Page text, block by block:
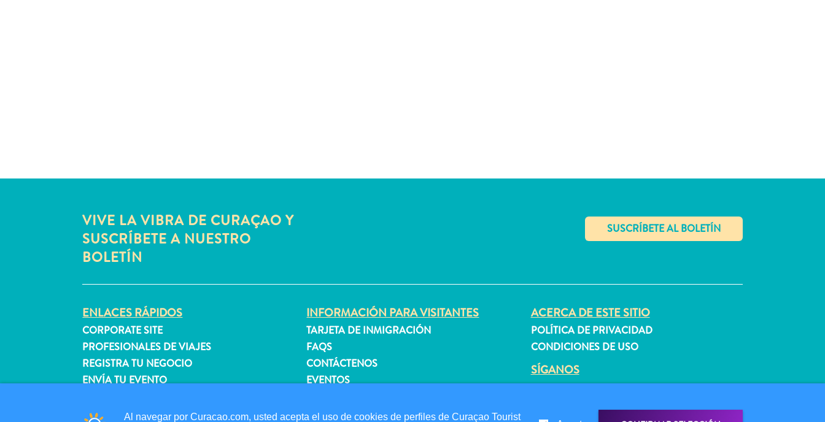
VIVE LA VIBRA DE CURAÇAO Y
SUSCRÍBETE A NUESTRO
BOLETÍN
✕
ENLACES RÁPIDOS
CORPORATE SITE
PROFESIONALES DE VIAJES
REGISTRA TU NEGOCIO
ENVÍA TU EVENTO
INFORMACIÓN PARA VISITANTES
TARJETA DE INMIGRACIÓN
FAQS
CONTÁCTENOS
EVENTOS
ACERCA DE ESTE SITIO
POLÍTICA DE PRIVACIDAD
CONDICIONES DE USO
SÍGANOS
Al navegar por Curacao.com, usted acepta el uso de cookies de perfiles de Curaçao Tourist